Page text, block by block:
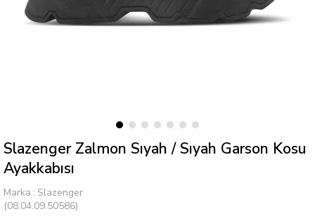
Slazenger Zalmon Sıyah / Sıyah Garson Kosu
Ayakkabısı
Marka : Slazenger
(08.04.09.50586)